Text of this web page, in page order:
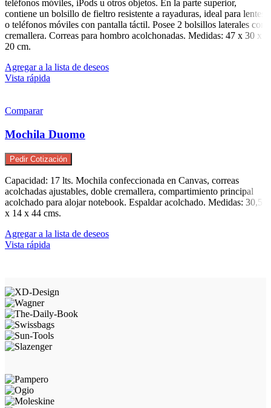
teléfonos móviles, iPods u otros objetos. En la parte superior,
contiene un bolsillo de fieltro resistente a rayaduras, ideal para lentes
o teléfonos móviles con pantalla táctil. Posee 2 bolsillos laterales con
cremallera. Correas para hombro acolchonadas. Medidas: 47 x 30 x
20 cm.
Agregar a la lista de deseos
Vista rápida
Comparar
Mochila Duomo
Pedir Cotización
Capacidad: 17 lts. Mochila confeccionada en Canvas, correas
acolchadas ajustables, doble cremallera, compartimiento principal
acolchado para alojar notebook. Espaldar acolchado. Medidas: 30,5
x 14 x 44 cms.
Agregar a la lista de deseos
Vista rápida